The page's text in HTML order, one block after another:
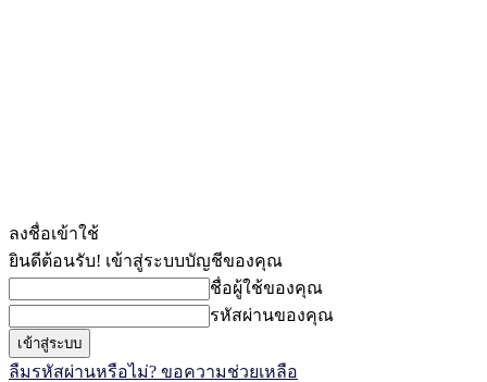
ลงชื่อเข้าใช้
ยินดีต้อนรับ! เข้าสู่ระบบบัญชีของคุณ
ชื่อผู้ใช้ของคุณ
รหัสผ่านของคุณ
ลืมรหัสผ่านหรือไม่? ขอความช่วยเหลือ